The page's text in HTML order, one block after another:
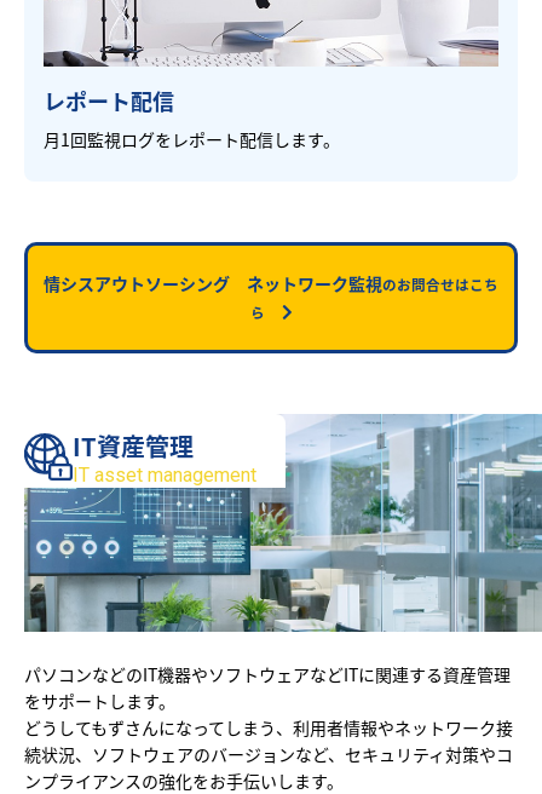
レポート配信
月1回監視ログをレポート配信します。
情シスアウトソーシング ネットワーク監視のお問合せはこち
ら
IT資産管理
IT asset management
パソコンなどのIT機器やソフトウェアなどITに関連する資産管理
をサポートします。
どうしてもずさんになってしまう、利用者情報やネットワーク接
続状況、ソフトウェアのバージョンなど、セキュリティ対策やコ
ンプライアンスの強化をお手伝いします。